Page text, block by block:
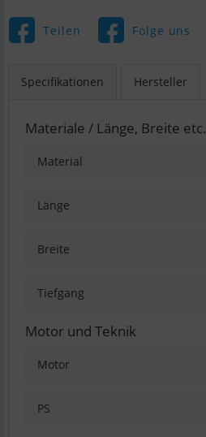
Teilen Folge uns
Specifikationen Hersteller
Materiale / Länge, Breite etc.
Material
Länge
Breite
Tiefgang
Motor und Teknik
Motor
PS